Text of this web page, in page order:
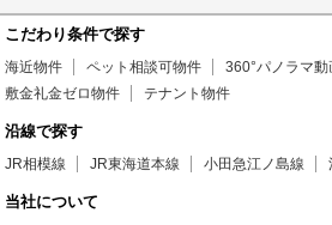
こだわり条件で探す
海近物件 ペット相談可物件
360°パノラマ動
敷金礼金ゼロ物件
テナント物件
沿線で探す
JR相模線 JR東海道本線 小田急江ノ島線
当社について